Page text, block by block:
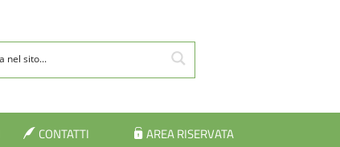
CONTATTI AREA RISERVATA